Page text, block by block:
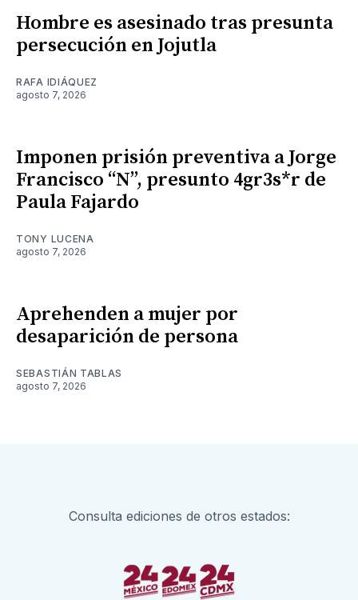
Hombre es asesinado tras presunta
persecución en Jojutla
RAFA IDIÁQUEZ
agosto 7, 2026
Imponen prisión preventiva a Jorge
Francisco “N”, presunto 4gr3s*r de
Paula Fajardo
TONY LUCENA
agosto 7, 2026
Aprehenden a mujer por
desaparición de persona
SEBASTIÁN TABLAS
agosto 7, 2026
Consulta ediciones de otros estados: